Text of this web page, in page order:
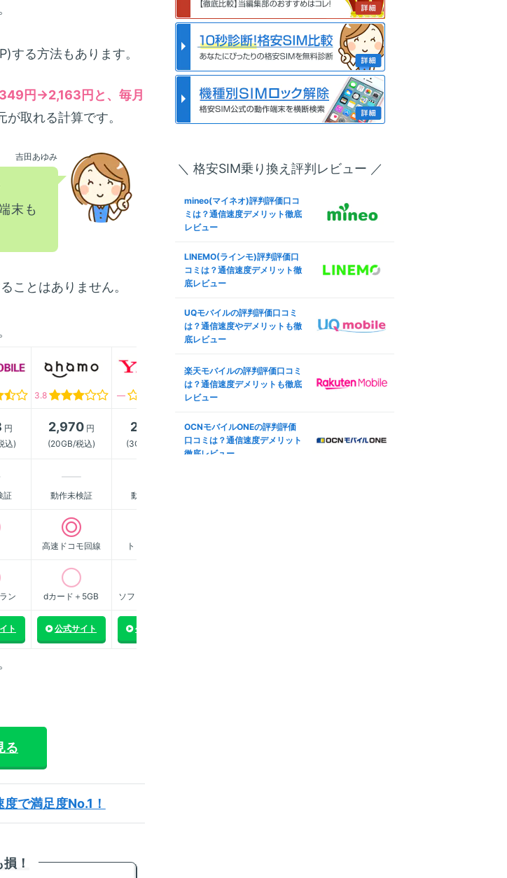
する方法もあります。
円→2,163円と、毎月
取れる計算です。
吉田あゆみ
末も
ことはありません。
3.8 ― ―
円
込)
2,970円
(20GB/税込)
2,178
(3GB〜/税込)
792円
(3GB〜/税込)
証 動作未検証 動作未検証
高速ドコモ回線 トップクラス
ン dカード＋5GB ソフトバンク傘下
ト 公式サイト 公式サイト
る
で満足度No.1！
損！
mineo(マイネオ)フリータンク
とは？引き出しルール条件やデ
メリット
mineo(マイネオ)パケットシェ
ア方法は？パケットギフト併用
でお得に
mineo(マイネオ)なら法人契約
Mも徹底解説
mineo(マイネオ)海外で使え
ミング設定も
mineo(マイネオ)の端末安心保
ne保証も
mineo(マイネオ)の契約プラン
プ変更も
mineo(マイネオ)マイページ徹
順も紹介
au版iPhone 13 ProのSIMロッ
ク解除方法は？SIMフリー化＆
格安SIM(MVNO)で使う全手順
SIMフリー版Redmi 9Tで格安S
IM(MVNO)を使えるか調査した
結果
SoftBank版Xperia 10 VのSIM
ロック解除方法は？SIMフリー
SIMフリー版Smartphone for
KW-BL512R16で格安SIM(MV
NO)を使えるか調査した結果
SIMフリー版OPPO Reno5 Aで
査した結果
docomo版iPhone SE (第3世
Mフリー化＆格安SIM(MVNO)
で使う全手順
楽天モバイル版iPhone 12のSI
リー化＆格安SIM(MVNO)で使
う全手順
SoftBank版iPad Pro 11インチ
年秋モデルのSIMロック解除方
法は？SIMフリー化＆格安SIM
(MVNO)で使う全手順
＼ 格安SIM乗り換え評判レビュー ／
mineo(マイネオ)評判評価口コ
ミは？通信速度デメリット徹底
レビュー
LINEMO(ラインモ)評判評価口
コミは？通信速度デメリット徹
底レビュー
UQモバイルの評判評価口コミ
は？通信速度やデメリットも徹
底レビュー
楽天モバイルの評判評価口コミ
は？通信速度デメリットも徹底
レビュー
OCNモバイルONEの評判評価
口コミは？通信速度デメリット
徹底レビュー